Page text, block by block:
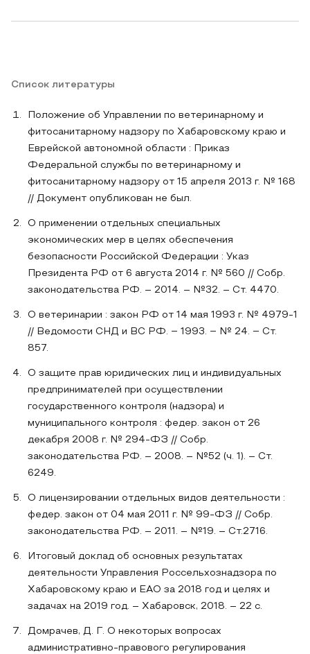
Список литературы
Положение об Управлении по ветеринарному и
фитосанитарному надзору по Хабаровскому краю и
Еврейской автономной области : Приказ
Федеральной службы по ветеринарному и
фитосанитарному надзору от 15 апреля 2013 г. № 168
// Документ опубликован не был.
О применении отдельных специальных
экономических мер в целях обеспечения
безопасности Российской Федерации : Указ
Президента РФ от 6 августа 2014 г. № 560 // Собр.
законодательства РФ. – 2014. – №32. – Ст. 4470.
О ветеринарии : закон РФ от 14 мая 1993 г. № 4979-1
// Ведомости СНД и ВС РФ. ‒ 1993. ‒ № 24. ‒ Ст.
857.
О защите прав юридических лиц и индивидуальных
предпринимателей при осуществлении
государственного контроля (надзора) и
муниципального контроля : федер. закон от 26
декабря 2008 г. № 294-ФЗ // Собр.
законодательства РФ. – 2008. – №52 (ч. 1). – Ст.
6249.
О лицензировании отдельных видов деятельности :
федер. закон от 04 мая 2011 г. № 99-ФЗ // Собр.
законодательства РФ. – 2011. – №19. – Ст.2716.
Итоговый доклад об основных результатах
деятельности Управления Россельхознадзора по
Хабаровскому краю и ЕАО за 2018 год и целях и
задачах на 2019 год. – Хабаровск, 2018. – 22 с.
Домрачев, Д. Г. О некоторых вопросах
административно-правового регулирования